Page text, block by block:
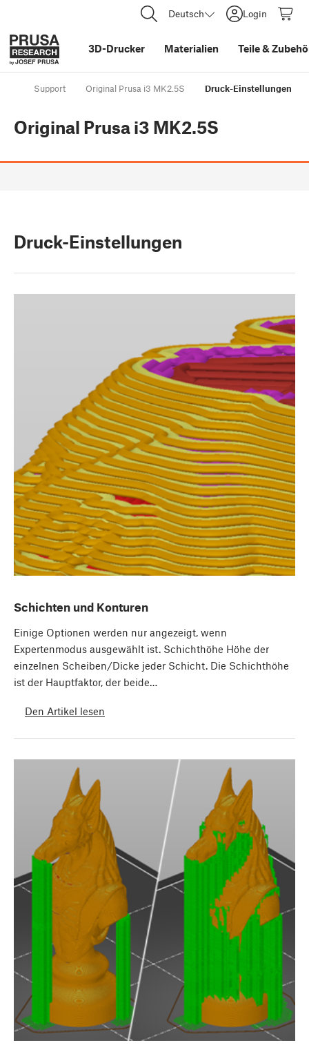
Deutsch Login
3D-Drucker Materialien Teile&
Support Original Prusa i3 MK2.5S Druck-Einstellungen
Original Prusa i3 MK2.5S
Druck-Einstellungen
Schichten und Konturen
Einige Optionen werden nur angezeigt, wenn
Expertenmodus ausgewählt ist. Schichthöhe Höhe der
einzelnen Scheiben/Dicke jeder Schicht. Die Schichthöhe
ist der Hauptfaktor, der beide…
Den Artikel lesen